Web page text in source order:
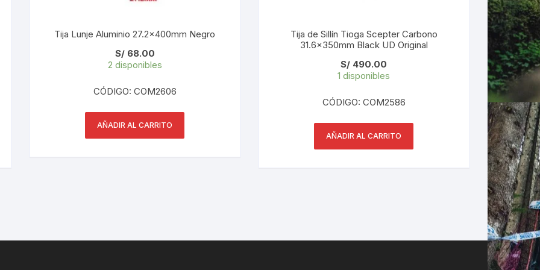
Tija Lunje Aluminio 27.2x400mm Negro
S/68.00
2 disponibles
CÓDIGO: COM2606
AÑADIR AL CARRITO
Tija de Sillín Tioga Scepter Carbono
31.6x350mm Black UD Original
S/ 490.00
1 disponibles
CÓDIGO: COM2586
AÑADIR AL CARRITO